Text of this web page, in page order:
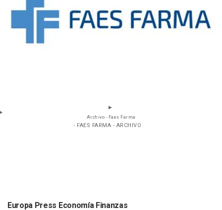
Archivo - Faes Farma
- FAES FARMA - ARCHIVO
Europa Press Economía Finanzas